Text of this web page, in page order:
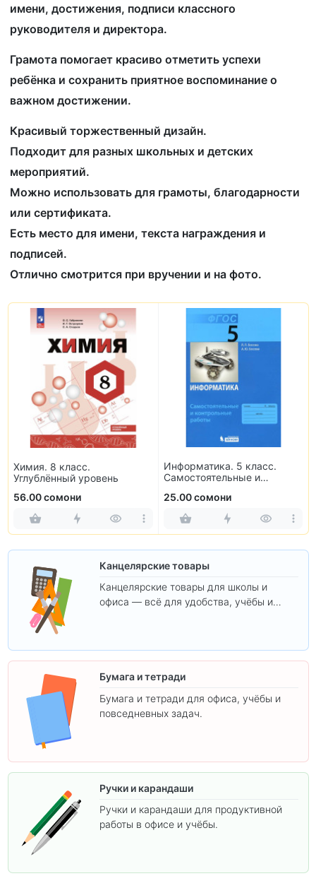
имени, достижения, подписи классного
руководителя и директора.
Грамота помогает красиво отметить успехи
ребёнка и сохранить приятное воспоминание о
важном достижении.
Красивый торжественный дизайн.
Подходит для разных школьных и детских
мероприятий.
Можно использовать для грамоты, благодарности
или сертификата.
Есть место для имени, текста награждения и
подписей.
Отлично смотрится при вручении и на фото.
Химия. 8 класс.
Углублённый уровень
56.00 сомони
Информатика. 5 класс.
Самостоятельные и
25.00 сомони
Канцелярские товары
Канцелярские товары для школы и
офиса — всё для удобства, учёбы и
Бумага и тетради
Бумага и тетради для офиса, учёбы и
повседневных задач.
Ручки и карандаши
Ручки и карандаши для продуктивной
работы в офисе и учёбы.